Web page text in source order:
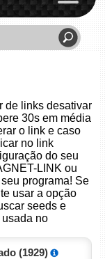
de links desativar
30s em média
o link e caso
no link
do seu
LINK ou
programa! Se
usar a opção
seeds e
no
(1929)